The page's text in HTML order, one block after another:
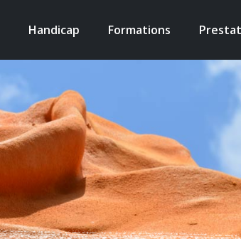
Handicap Formations